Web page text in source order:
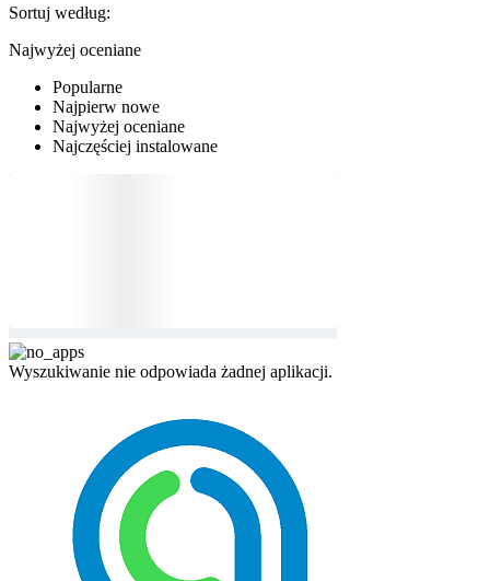
Sortuj według:
Najwyżej oceniane
Popularne
Najpierw nowe
Najwyżej oceniane
Najczęściej instalowane
Wyszukiwanie nie odpowiada żadnej aplikacji.